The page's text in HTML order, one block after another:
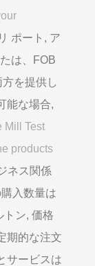
ポート, ア
は、FOB
を提供し
能な場合,
Mill Test
products
ネス関係
入数量は
トン, 価格
期的な注文
サービスは